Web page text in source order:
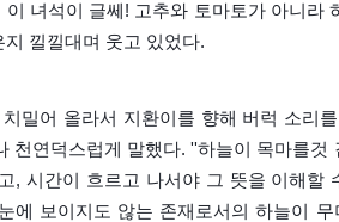
녀석이 글쎄! 고추와 토마토가 아니라
낄낄대며 웃고 있었다.
밀어 올라서 지환이를 향해 버럭 소리
천연덕스럽게 말했다. ''하늘이 목마를
, 시간이 흐르고 나서야 그 뜻을 이해
에 보이지도 않는 존재로서의 하늘이